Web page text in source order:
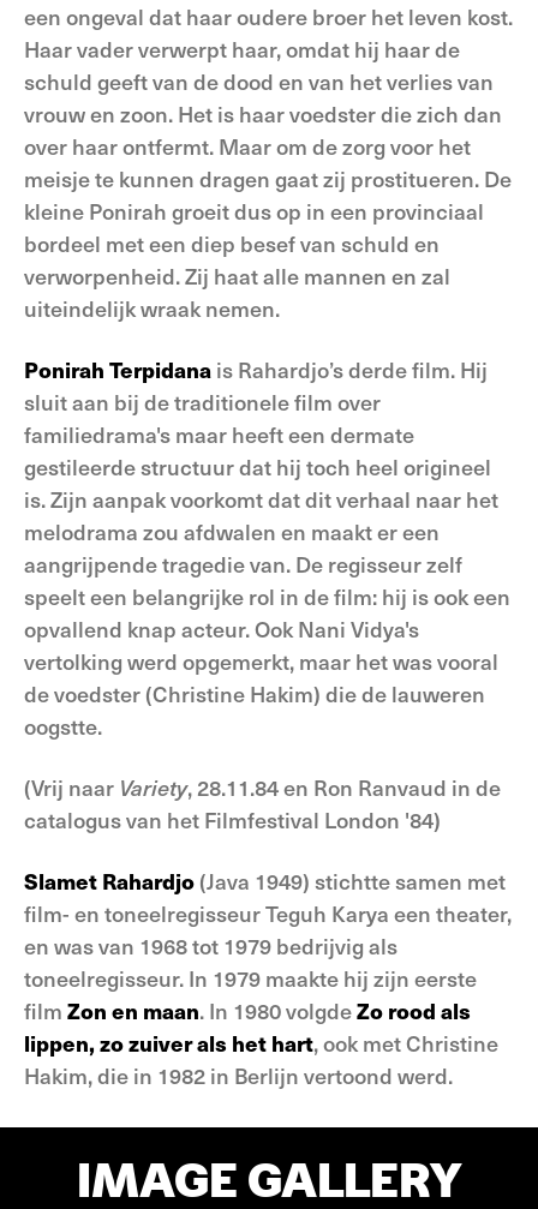
een ongeval dat haar oudere broer het leven kost.
Haar vader verwerpt haar, omdat hij haar de
schuld geeft van de dood en van het verlies van
vrouw en zoon. Het is haar voedster die zich dan
over haar ontfermt. Maar om de zorg voor het
meisje te kunnen dragen gaat zij prostitueren. De
kleine Ponirah groeit dus op in een provinciaal
bordeel met een diep besef van schuld en
verworpenheid. Zij haat alle mannen en zal
uiteindelijk wraak nemen.
Ponirah Terpidana is Rahardjo’s derde film. Hij
sluit aan bij de traditionele film over
familiedrama's maar heeft een dermate
gestileerde structuur dat hij toch heel origineel
is. Zijn aanpak voorkomt dat dit verhaal naar het
melodrama zou afdwalen en maakt er een
aangrijpende tragedie van. De regisseur zelf
speelt een belangrijke rol in de film: hij is ook een
opvallend knap acteur. Ook Nani Vidya's
vertolking werd opgemerkt, maar het was vooral
de voedster (Christine Hakim) die de lauweren
oogstte.
(Vrij naar Variety, 28.11.84 en Ron Ranvaud in de
catalogus van het Filmfestival London '84)
Slamet Rahardjo (Java 1949) stichtte samen met
film- en toneelregisseur Teguh Karya een theater,
en was van 1968 tot 1979 bedrijvig als
toneelregisseur. In 1979 maakte hij zijn eerste
film Zon en maan. In 1980 volgdeZo rood als
lippen, zo zuiver als het hart, ook met Christine
Hakim, die in 1982 in Berlijn vertoond werd.
IMAGE GALLERY